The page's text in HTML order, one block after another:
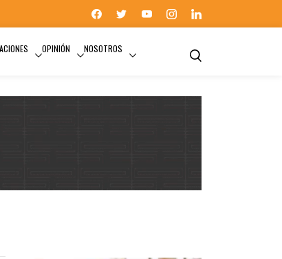
OPINIÓN NOSOTROS